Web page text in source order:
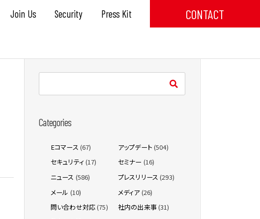
Join Us Security Press Kit CONTACT
Categories
Eコマース (67) アップデート (504)
セキュリティ (17) セミナー (16)
ニュース (586) プレスリリース (293)
メール (10) メディア (26)
問い合わせ対応(75) 社内の出来事(31)